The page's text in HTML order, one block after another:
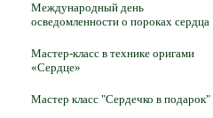
Международный день
осведомленности о пороках сердца
Мастер-класс в технике оригами
«Сердце»
Мастер класс "Сердечко в подарок"